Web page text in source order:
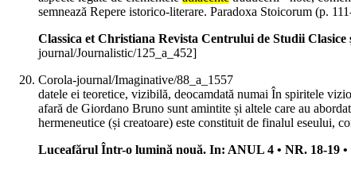
semnează Repere istorico-literare. Paradoxa Stoicorum (p.
Classica et Christiana Revista Centrului de Studii
journal/Journalistic/125_a_452]
Corola-journal/Imaginative/88_a_1557
datele ei teoretice, vizibilă, deocamdată numai În spiritele
afară de Giordano Bruno sunt amintite și altele care au
hermeneutice (și creatoare) este constituit de finalul eseului,
Luceafărul Într-o lumină nouă. In: ANUL 4 • NR. 18-19